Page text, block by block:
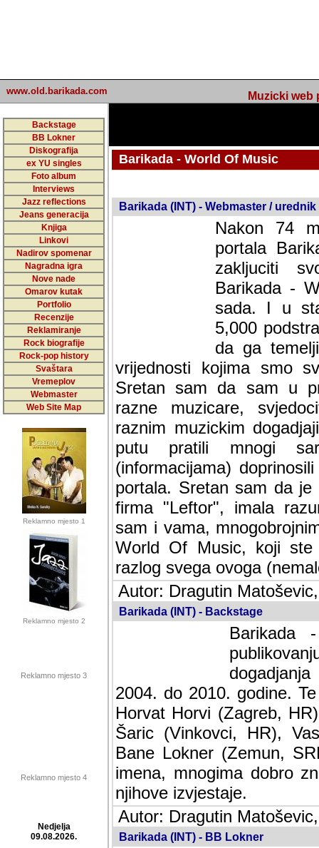
www.old.barikada.com Muzicki web
Backstage
BB Lokner
Diskografija
ex YU singles
Foto album
Interviews
Jazz reflections
Jeans generacija
Knjiga
Linkovi
Nadirov spomenar
Nagradna igra
Nove nade
Omarov kutak
Portfolio
Recenzije
Reklamiranje
Rock biografije
Rock-pop history
Svaštara
Vremeplov
Webmaster
Web Site Map
Reklamno mjesto 1
Reklamno mjesto 2
Reklamno mjesto 3
Reklamno mjesto 4
Barikada - World Of Music
Barikada (INT) - Webmaster / urednik
Nakon 74
portala
zakljuciti
Barikada -
sada. I u
5,000
da ga
vrijednosti kojima smo
Sretan sam da sam u
muzicare, svjedociti
muzickim dogadjajima...
mnogi saradnici koji
doprinosili vrijednosti i
sam da je i moj web
imala razumijevanja za
mnogobrojnim
Music, koji ste ga
ovoga (nemalog) rada.
Autor: Dragutin
Barikada (INT) - Backstage
Barikada
2004. do 2010. godine.
Horvat Horvi (Zagreb,
Šaric (Vinkovci, HR),
Bane Lokner (Zemun,
imena, mnogima dobro
njihove izvjestaje.
Autor: Dragutin
Barikada (INT) - BB Lokner